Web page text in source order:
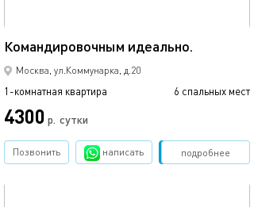
Командировочным идеально.
Москва, ул.Коммунарка, д.20
1-комнатная квартира 6 спальных мест
4300 р. сутки
подробнее
Позвонить написать Забронировать